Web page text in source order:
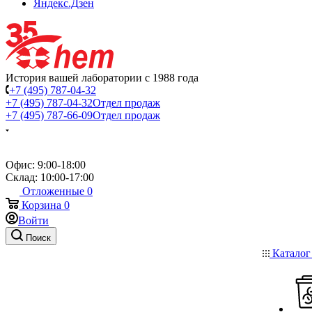
Яндекс.Дзен
История вашей лаборатории с 1988 года
+7 (495) 787-04-32
+7 (495) 787-04-32Отдел продаж
+7 (495) 787-66-09Отдел продаж
Офис: 9:00-18:00
Склад: 10:00-17:00
Отложенные 0
Корзина 0
Войти
Поиск